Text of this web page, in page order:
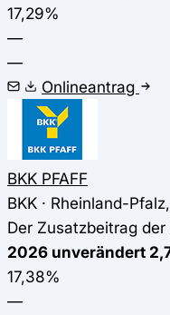
17,29%
—
—
Onlineantrag
BKK PFAFF
BKK · Rheinland-
Der Zusatzbeitrag der
2026 unverändert
17,38%
—